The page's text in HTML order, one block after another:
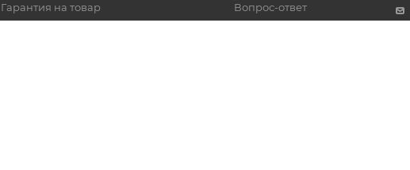
Гарантия на товар
Вопрос-ответ